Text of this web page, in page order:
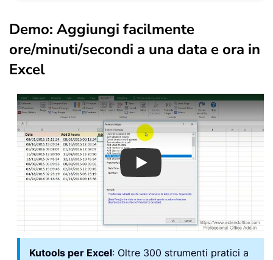
Demo: Aggiungi facilmente
ore/minuti/secondi a una data e ora in
Excel
Play
Kutools per Excel: Oltre 300 strumenti pratici a